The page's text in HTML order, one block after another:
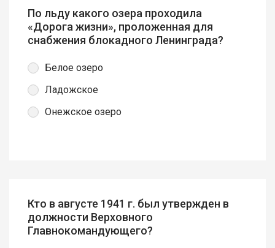
По льду какого озера проходила
«Дорога жизни», проложенная для
снабжения блокадного Ленинграда?
Белое озеро
Ладожское
Онежское озеро
Кто в августе 1941 г. был утвержден в
должности Верховного
Главнокомандующего?